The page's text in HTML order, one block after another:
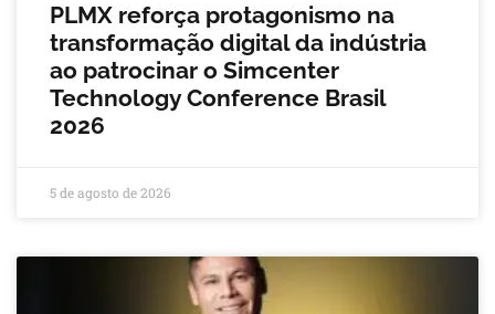
PLMX reforça protagonismo na
transformação digital da indústria
ao patrocinar o Simcenter
Technology Conference Brasil
2026
5 de agosto de 2026